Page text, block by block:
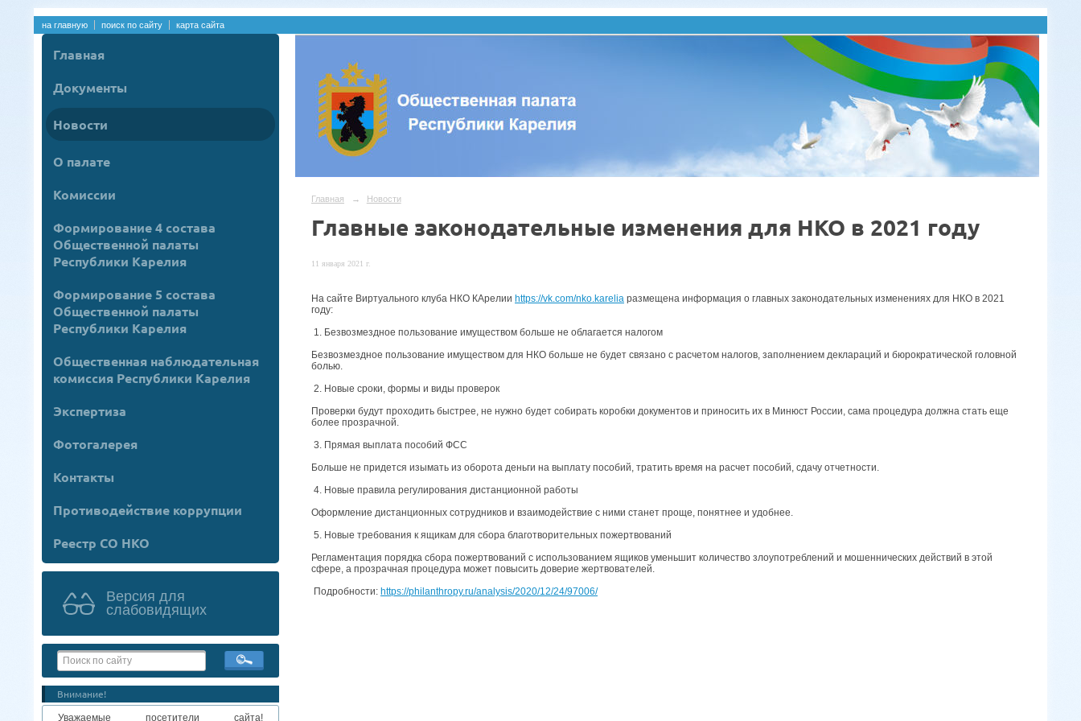
на главную поиск по сайту карта сайта
Главная
Документы
Новости
О палате
Комиссии
Формирование 4 состава
Общественной палаты
Республики Карелия
Формирование 5 состава
Общественной палаты
Республики Карелия
Общественная наблюдательная
комиссия Республики Карелия
Экспертиза
Фотогалерея
Контакты
Противодействие коррупции
Реестр СО НКО
Версия для
слабовидящих
Внимание!
Уважаемые посетители сайта!
Главная → Новости
Главные законодательные изменения для НКО в 2021 году
11 января 2021 г.
На сайте Виртуального клуба НКО КАрелии https://vk.com/nko.karelia размещена информация о главных законодательных изменениях для НКО в 2021
году:
1. Безвозмездное пользование имуществом больше не облагается налогом
Безвозмездное пользование имуществом для НКО больше не будет связано с расчетом налогов, заполнением деклараций и бюрократической головной
болью.
2. Новые сроки, формы и виды проверок
Проверки будут проходить быстрее, не нужно будет собирать коробки документов и приносить их в Минюст России, сама процедура должна стать еще
более прозрачной.
3. Прямая выплата пособий ФСС
Больше не придется изымать из оборота деньги на выплату пособий, тратить время на расчет пособий, сдачу отчетности.
4. Новые правила регулирования дистанционной работы
Оформление дистанционных сотрудников и взаимодействие с ними станет проще, понятнее и удобнее.
5. Новые требования к ящикам для сбора благотворительных пожертвований
Регламентация порядка сбора пожертвований с использованием ящиков уменьшит количество злоупотреблений и мошеннических действий в этой
сфере, а прозрачная процедура может повысить доверие жертвователей.
Подробности: https://philanthropy.ru/analysis/2020/12/24/97006/